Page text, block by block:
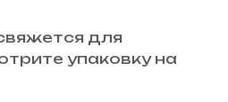
для
упаковку на